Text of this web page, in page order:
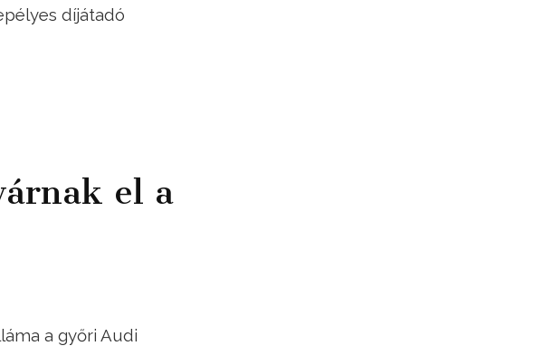
díjátadó
el a
a győri Audi